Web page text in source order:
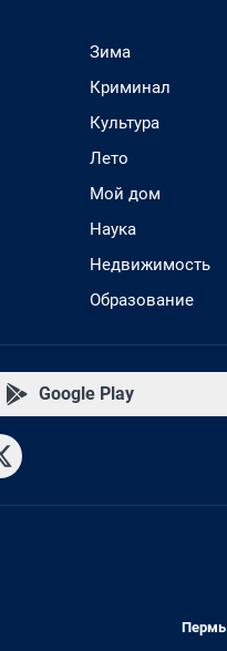
Зима
Криминал
Культура
Лето
Мой дом
Наука
Недвижимость
Образование
Google Play
Пермь